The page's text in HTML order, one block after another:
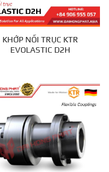
KHỚP NỐI TRỤC KTR
EVOLASTIC D2H